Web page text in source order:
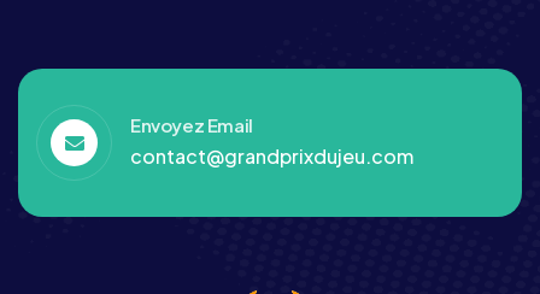
Envoyez Email
contact@grandprixdujeu.com